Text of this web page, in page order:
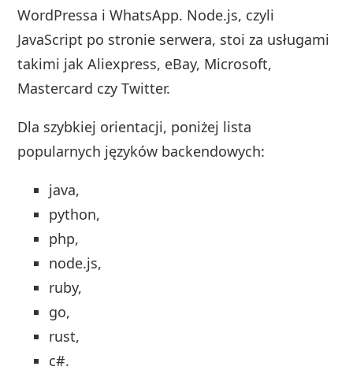
WordPressa i WhatsApp. Node.js, czyli
JavaScript po stronie serwera, stoi za usługami
takimi jak Aliexpress, eBay, Microsoft,
Mastercard czy Twitter.
Dla szybkiej orientacji, poniżej lista
popularnych języków backendowych:
java,
python,
php,
node.js,
ruby,
go,
rust,
c#.